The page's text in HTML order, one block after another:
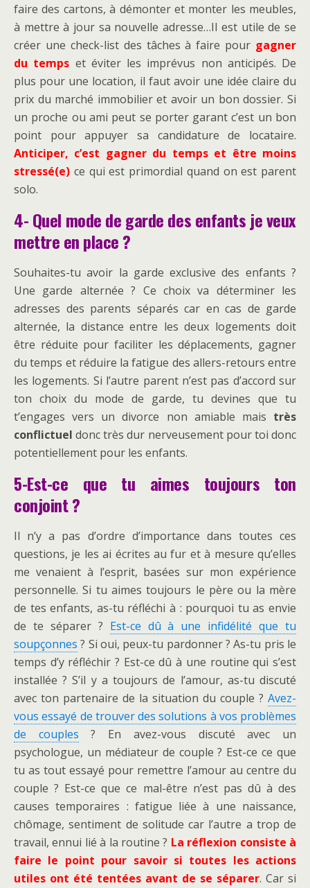
faire des cartons, à démonter et monter les meubles,
à mettre à jour sa nouvelle adresse…Il est utile de se
créer une check-list des tâches à faire pour gagner
du temps et éviter les imprévus non anticipés. De
plus pour une location, il faut avoir une idée claire du
prix du marché immobilier et avoir un bon dossier. Si
un proche ou ami peut se porter garant c’est un bon
point pour appuyer sa candidature de locataire.
Anticiper, c’est gagner du temps et être moins
stressé(e) ce qui est primordial quand on est parent
solo.
4- Quel mode de garde des enfants je veux
mettre en place ?
Souhaites-tu avoir la garde exclusive des enfants ?
Une garde alternée ? Ce choix va déterminer les
adresses des parents séparés car en cas de garde
alternée, la distance entre les deux logements doit
être réduite pour faciliter les déplacements, gagner
du temps et réduire la fatigue des allers-retours entre
les logements. Si l’autre parent n’est pas d’accord sur
ton choix du mode de garde, tu devines que tu
t’engages vers un divorce non amiable mais très
conflictuel donc très dur nerveusement pour toi donc
potentiellement pour les enfants.
5-Est-ce que tu aimes toujours ton
conjoint ?
Il n’y a pas d’ordre d’importance dans toutes ces
questions, je les ai écrites au fur et à mesure qu’elles
me venaient à l’esprit, basées sur mon expérience
personnelle. Si tu aimes toujours le père ou la mère
de tes enfants, as-tu réfléchi à : pourquoi tu as envie
de te séparer ? Est-ce dû à une infidélité que tu
soupçonnes ? Si oui, peux-tu pardonner ? As-tu pris le
temps d’y réfléchir ? Est-ce dû à une routine qui s’est
installée ? S’il y a toujours de l’amour, as-tu discuté
avec ton partenaire de la situation du couple ? Avez-
vous essayé de trouver des solutions à vos problèmes
de couples ? En avez-vous discuté avec un
psychologue, un médiateur de couple ? Est-ce ce que
tu as tout essayé pour remettre l’amour au centre du
couple ? Est-ce que ce mal-être n’est pas dû à des
causes temporaires : fatigue liée à une naissance,
chômage, sentiment de solitude car l’autre a trop de
travail, ennui lié à la routine ? La réflexion consiste à
faire le point pour savoir si toutes les actions
utiles ont été tentées avant de se séparer. Car si